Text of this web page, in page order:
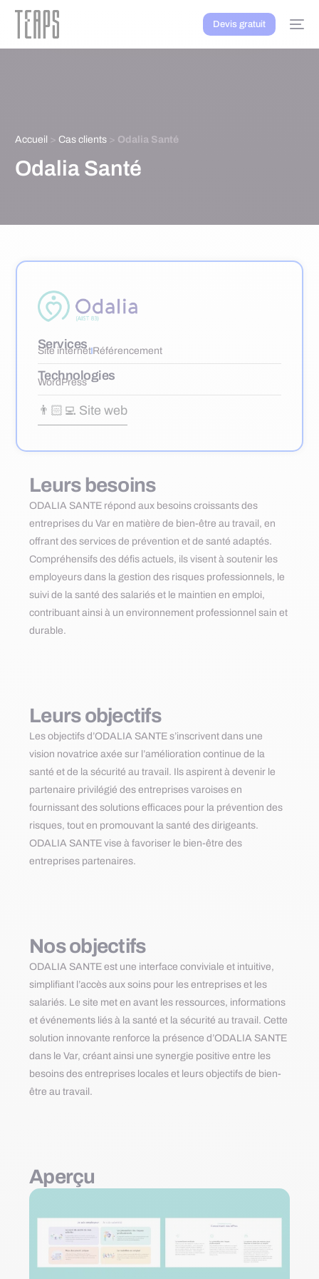
Devis gratuit
Accueil >Cas clients > Odalia Santé
Odalia Santé
Leurs besoins
ODALIA SANTE répond aux besoins croissants des
entreprises du Var en matière de bien-être au travail, en
offrant des services de prévention et de santé adaptés.
Compréhensifs des défis actuels, ils visent à soutenir les
employeurs dans la gestion des risques professionnels, le
suivi de la santé des salariés et le maintien en emploi,
contribuant ainsi à un environnement professionnel sain et
durable.
Leurs objectifs
Les objectifs d’ODALIA SANTE s’inscrivent dans une
vision novatrice axée sur l’amélioration continue de la
santé et de la sécurité au travail. Ils aspirent à devenir le
partenaire privilégié des entreprises varoises en
fournissant des solutions efficaces pour la prévention des
risques, tout en promouvant la santé des dirigeants.
ODALIA SANTE vise à favoriser le bien-être des
entreprises partenaires.
Nos objectifs
ODALIA SANTE est une interface conviviale et intuitive,
simplifiant l’accès aux soins pour les entreprises et les
salariés. Le site met en avant les ressources, informations
et événements liés à la santé et la sécurité au travail. Cette
solution innovante renforce la présence d’ODALIA SANTE
dans le Var, créant ainsi une synergie positive entre les
besoins des entreprises locales et leurs objectifs de bien-
être au travail.
Aperçu
Services
Site internetRéférencement
Technologies
WordPress
👨🏻‍💻 Site web